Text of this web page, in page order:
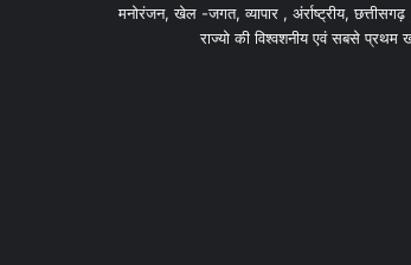
मनोरंजन, खेल -जगत, व्यापार , अंर्राष्ट्रीय,
राज्यो की विश्वशनीय एवं सबसे प्रथम